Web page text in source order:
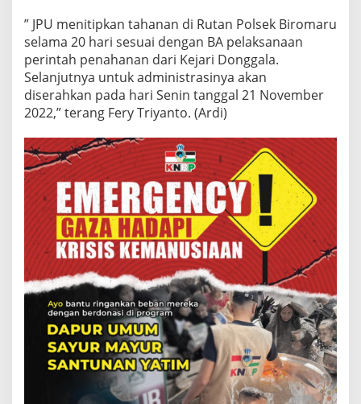
” JPU menitipkan tahanan di Rutan Polsek Biromaru
selama 20 hari sesuai dengan BA pelaksanaan
perintah penahanan dari Kejari Donggala.
Selanjutnya untuk administrasinya akan
diserahkan pada hari Senin tanggal 21 November
2022,” terang Fery Triyanto. (Ardi)